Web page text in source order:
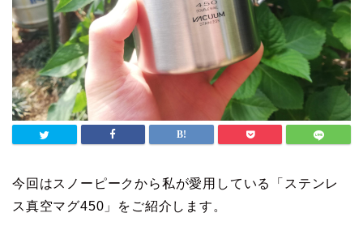
今回はスノーピークから私が愛用している「ステンレ
ス真空マグ450」をご紹介します。